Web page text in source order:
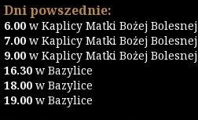
Dni powszednie:
6.00 w Kaplicy Matki Bożej Bolesnej
7.00 w Kaplicy Matki Bożej Bolesnej
9.00 w Kaplicy Matki Bożej Bolesnej
16.30 w Bazylice
18.00 w Bazylice
19.00 w Bazylice